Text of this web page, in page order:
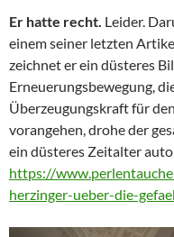
Er hatte recht. Leider.
einem seiner letzten
zeichnet er ein düsteres
Erneuerungsbewegung,
Überzeugungskraft für
vorangehen, drohe der
ein düsteres Zeitalter
https://
herzinger-ueber-die-